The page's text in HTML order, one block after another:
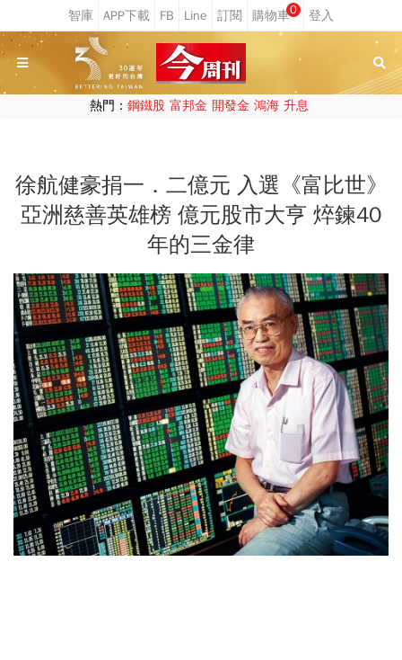
0
熱門： 鋼鐵股 富邦金 開發金 鴻海 升息
徐航健豪捐一．二億元 入選《富比世》
亞洲慈善英雄榜 億元股市大亨 焠鍊40
年的三金律